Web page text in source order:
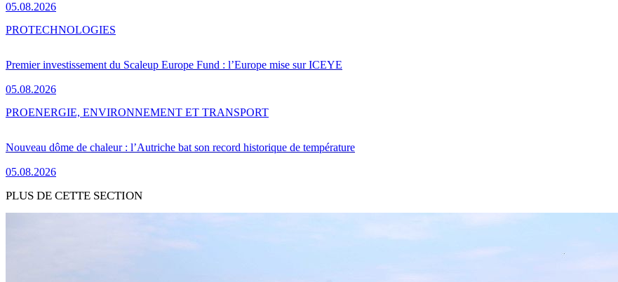
05.08.2026
Premier investissement du Scaleup Europe Fund : l’Europe mise sur ICEYE
05.08.2026
PROTECHNOLOGIES
Nouveau dôme de chaleur : l’Autriche bat son record historique de température
05.08.2026
PROENERGIE, ENVIRONNEMENT ET TRANSPORT
PLUS DE CETTE SECTION